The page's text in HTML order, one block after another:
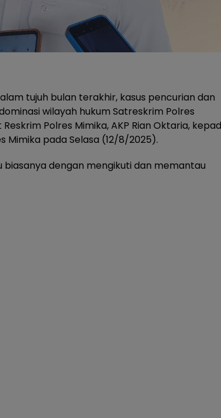
tujuh bulan terakhir, kasus pencurian dan
wilayah hukum Satreskrim Polres
Polres Mimika, AKP Rian Oktaria,
Mimika pada Selasa (12/8/2025).
biasanya dengan mengikuti dan memantau